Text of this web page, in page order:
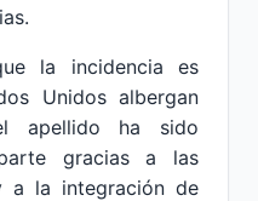
la incidencia es
Unidos albergan
apellido ha sido
gracias a las
a la integración de